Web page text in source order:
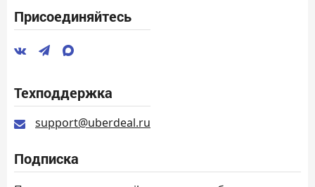
Присоединяйтесь
Техподдержка
support@uberdeal.ru
Подписка